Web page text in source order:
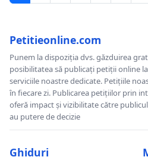
Petitieonline.com
Punem la dispoziția dvs. găzduirea
posibilitatea să publicați petiții online
serviciile noastre dedicate. Petițiile
în fiecare zi. Publicarea petițiilor prin
oferă impact și vizibilitate către
au putere de decizie
Ghiduri